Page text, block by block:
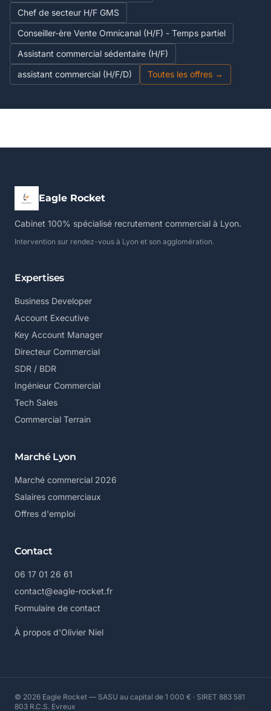
Chef de secteur H/F GMS
Conseiller-ère Vente Omnicanal (H/F) - Temps partiel
Assistant commercial sédentaire (H/F)
assistant commercial (H/F/D)
Toutes les offres →
Eagle Rocket
Cabinet 100% spécialisé recrutement commercial à Lyon.
Intervention sur rendez-vous à Lyon et son agglomération.
Expertises
Business Developer
Account Executive
Key Account Manager
Directeur Commercial
SDR / BDR
Ingénieur Commercial
Tech Sales
Commercial Terrain
Marché Lyon
Marché commercial 2026
Salaires commerciaux
Offres d'emploi
Contact
06 17 01 26 61
contact@eagle-rocket.fr
Formulaire de contact
À propos d'Olivier Niel
© 2026 Eagle Rocket — SASU au capital de 1 000 € · SIRET 883 581
803 R.C.S. Evreux